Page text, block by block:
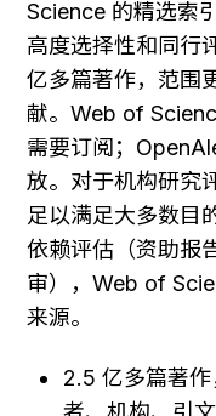
Science 的精选索
高度选择性和同行
亿多篇著作，范围
献。Web of
需要订阅；
放。对于机构研究
足以满足大多数目
依赖评估（资助报
审），Web of
来源。
2.5 亿多篇著